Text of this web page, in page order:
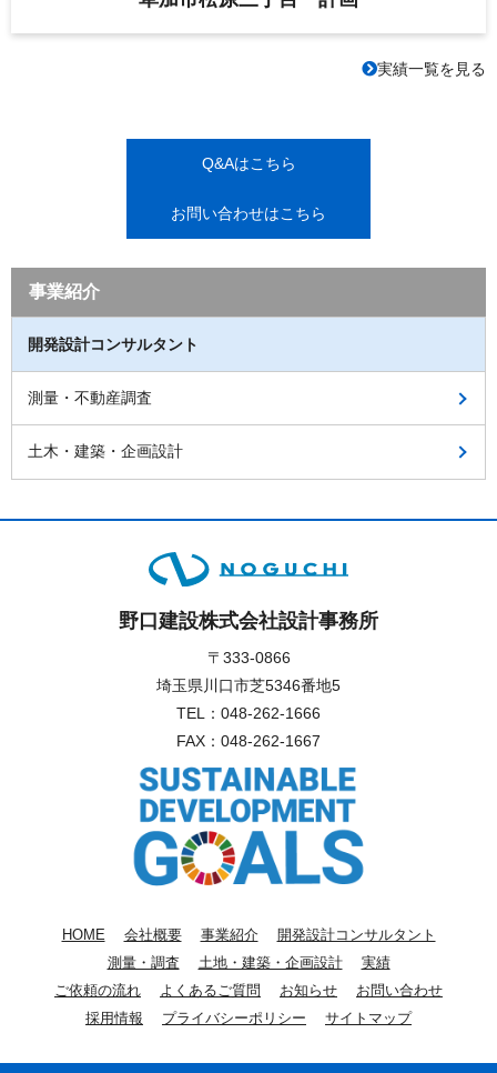
実績一覧を見る
Q&Aはこちら
お問い合わせはこちら
事業紹介
開発設計コンサルタント
測量・不動産調査
土木・建築・企画設計
野口建設株式会社設計事務所
〒333-0866
埼玉県川口市芝5346番地5
TEL： 048-262-1666
FAX：048-262-1667
HOME 会社概要 事業紹介
開発設計コンサルタント
測量・調査
土地・建築・企画設計
実績
ご依頼の流れ
よくあるご質問 お知らせ
お問い合わせ
採用情報
プライバシーポリシー サイトマップ